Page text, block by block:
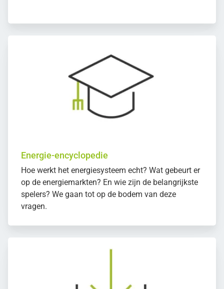
Energie-encyclopedie
Hoe werkt het energiesysteem echt? Wat gebeurt er
op de energiemarkten? En wie zijn de belangrijkste
spelers? We gaan tot op de bodem van deze
vragen.